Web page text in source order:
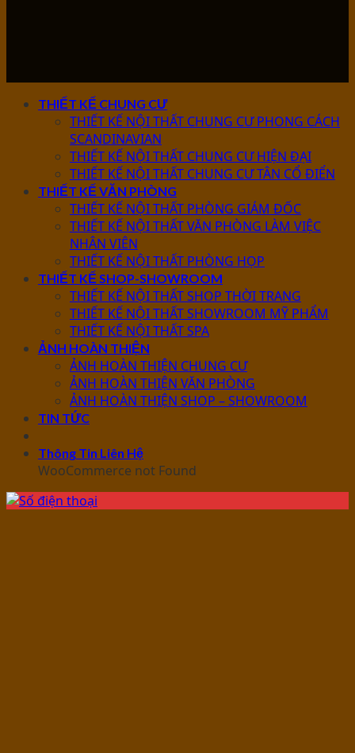
THIẾT KẾ CHUNG CƯ
THIẾT KẾ NỘI THẤT CHUNG CƯ PHONG CÁCH
SCANDINAVIAN
THIẾT KẾ NỘI THẤT CHUNG CƯ HIỆN ĐẠI
THIẾT KẾ NỘI THẤT CHUNG CƯ TÂN CỔ ĐIỂN
THIẾT KẾ VĂN PHÒNG
THIẾT KẾ NỘI THẤT PHÒNG GIÁM ĐỐC
THIẾT KẾ NỘI THẤT VĂN PHÒNG LÀM VIỆC
NHÂN VIÊN
THIẾT KẾ NỘI THẤT PHÒNG HỌP
THIẾT KẾ SHOP-SHOWROOM
THIẾT KẾ NỘI THẤT SHOP THỜI TRANG
THIẾT KẾ NỘI THẤT SHOWROOM MỸ PHẨM
THIẾT KẾ NỘI THẤT SPA
ẢNH HOÀN THIỆN
ẢNH HOÀN THIỆN CHUNG CƯ
ẢNH HOÀN THIỆN VĂN PHÒNG
ẢNH HOÀN THIỆN SHOP – SHOWROOM
TIN TỨC
Thông Tin Liên Hệ
WooCommerce not Found